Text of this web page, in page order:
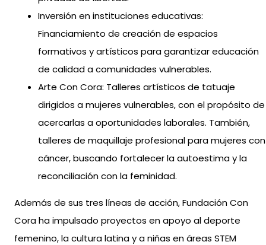
Inversión en instituciones educativas:
Financiamiento de creación de espacios
formativos y artísticos para garantizar educación
de calidad a comunidades vulnerables.
Arte Con Cora: Talleres artísticos de tatuaje
dirigidos a mujeres vulnerables, con el propósito de
acercarlas a oportunidades laborales. También,
talleres de maquillaje profesional para mujeres con
cáncer, buscando fortalecer la autoestima y la
reconciliación con la feminidad.
Además de sus tres líneas de acción, Fundación Con
Cora ha impulsado proyectos en apoyo al deporte
femenino, la cultura latina y a niñas en áreas STEM